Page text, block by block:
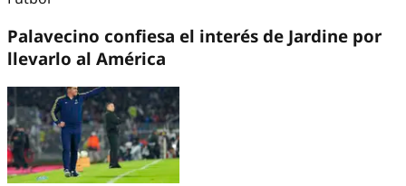
Palavecino confiesa el interés de Jardine por
llevarlo al América